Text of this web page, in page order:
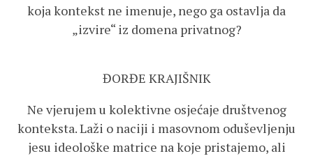
koja kontekst ne imenuje, nego ga ostavlja da
„izvire“ iz domena privatnog?
ĐORĐE KRAJIŠNIK
Ne vjerujem u kolektivne osjećaje društvenog
konteksta. Laži o naciji i masovnom oduševljenju
jesu ideološke matrice na koje pristajemo, ali